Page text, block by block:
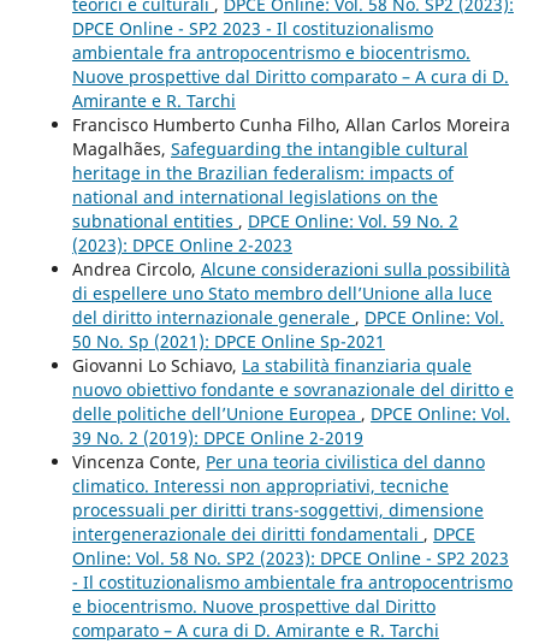
DPCE Online - SP2 2023 - Il costituzionalismo
ambientale fra antropocentrismo e biocentrismo.
Nuove prospettive dal Diritto comparato – A cura di D.
Amirante e R. Tarchi
Francisco Humberto Cunha Filho, Allan Carlos Moreira
Magalhães, Safeguarding the intangible cultural
heritage in the Brazilian federalism: impacts of
national and international legislations on the
subnational entities , DPCE Online: Vol. 59 No. 2
(2023): DPCE Online 2-2023
Andrea Circolo, Alcune considerazioni sulla possibilità
di espellere uno Stato membro dell’Unione alla luce
del diritto internazionale generale , DPCE Online: Vol.
50 No. Sp (2021): DPCE Online Sp-2021
Giovanni Lo Schiavo, La stabilità finanziaria quale
nuovo obiettivo fondante e sovranazionale del diritto e
delle politiche dell’Unione Europea , DPCE Online: Vol.
39 No. 2 (2019): DPCE Online 2-2019
Vincenza Conte, Per una teoria civilistica del danno
climatico. Interessi non appropriativi, tecniche
processuali per diritti trans-soggettivi, dimensione
intergenerazionale dei diritti fondamentali , DPCE
Online: Vol. 58 No. SP2 (2023): DPCE Online - SP2 2023
- Il costituzionalismo ambientale fra antropocentrismo
e biocentrismo. Nuove prospettive dal Diritto
comparato – A cura di D. Amirante e R. Tarchi